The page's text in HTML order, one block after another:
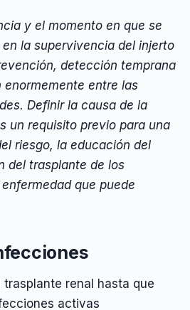
y el momento en que se
la supervivencia del injerto
detección temprana
entre las
Definir la causa de la
un requisito previo para una
riesgo, la educación del
del trasplante de los
que puede
trasplante renal hasta que
activas